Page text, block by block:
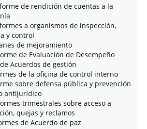
de rendición de cuentas a la
a organismos de inspección,
y control
de mejoramiento
de Evaluación de Desempeño
Acuerdos de gestión
de la oficina de control interno
sobre defensa pública y prevención
antijurídico
trimestrales sobre acceso a
quejas y reclamos
de Acuerdo de paz